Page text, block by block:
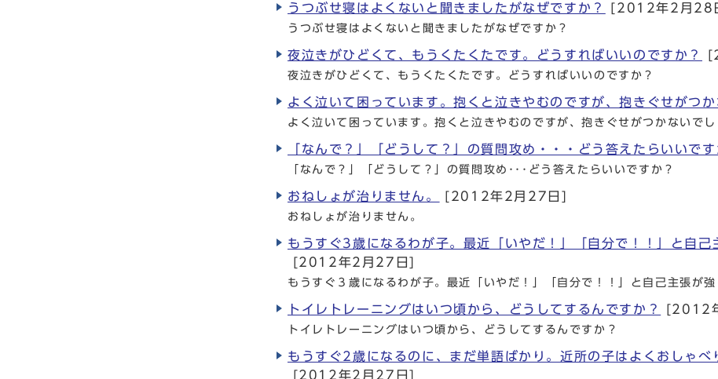
うつぶせ寝はよくないと聞きましたがなぜですか？ [2012年2月28
うつぶせ寝はよくないと聞きましたがなぜですか？
夜泣きがひどくて、もうくたくたです。どうすればいいのですか？
夜泣きがひどくて、もうくたくたです。どうすればいいのですか？
よく泣いて困っています。抱くと泣きやむのですが、抱きぐせがつか
よく泣いて困っています。抱くと泣きやむのですが、抱きぐせがつかないでし
「なんで？」「どうして？」の質問攻め・・・どう答えたらいいです
「なんで？」「どうして？」の質問攻め･･･どう答えたらいいですか？
おねしょが治りません。 [2012年2月27日]
おねしょが治りません。
もうすぐ3歳になるわが子。最近「いやだ！」「自分で！！」と自己
[2012年2月27日]
もうすぐ３歳になるわが子。最近「いやだ！」「自分で！！」と自己主張が
トイレトレーニングはいつ頃から、どうしてするんですか？ [2012
トイレトレーニングはいつ頃から、どうしてするんですか？
もうすぐ2歳になるのに、まだ単語ばかり。近所の子はよくおしゃべ
[2012年2月27日]